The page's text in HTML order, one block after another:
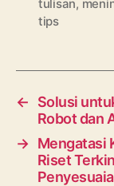
tulisan,
tips
←
Solusi
Robot dan
→ Mengatasi
Riset